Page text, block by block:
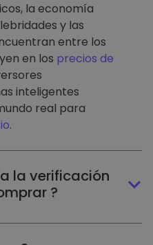
la economía
y las
entre los
en los precios de
inteligentes
real para
.
la verificación
?